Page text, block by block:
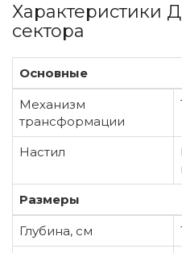
Характеристики
сектора
Основные
Механизм
трансформации
Настил
Размеры
Глубина, см